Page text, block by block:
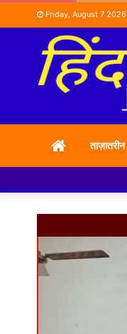
Friday, August 7 2026
HOMEताज़ातरीन